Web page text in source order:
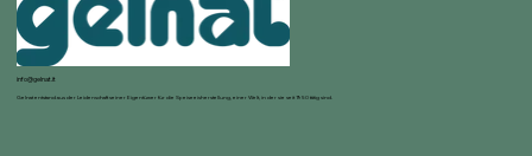
info@gelnat.it
Gelnat entstand aus der Leidenschaft seiner Eigentümer für die Speiseeisherstellung, einer Welt, in der sie seit 1950 tätig sind.